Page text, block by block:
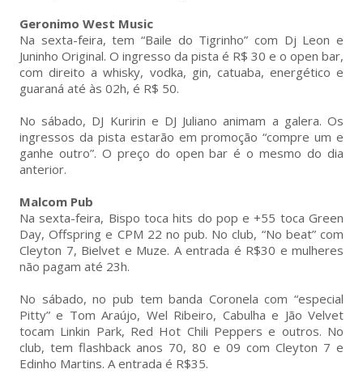
Geronimo West Music
Na sexta-feira, tem “Baile do Tigrinho” com Dj Leon e
Juninho Original. O ingresso da pista é R$ 30 e o open bar,
com direito a whisky, vodka, gin, catuaba, energético e
guaraná até às 02h, é R$ 50.
No sábado, DJ Kuririn e DJ Juliano animam a galera. Os
ingressos da pista estarão em promoção “compre um e
ganhe outro”. O preço do open bar é o mesmo do dia
anterior.
Malcom Pub
Na sexta-feira, Bispo toca hits do pop e +55 toca Green
Day, Offspring e CPM 22 no pub. No club, “No beat” com
Cleyton 7, Bielvet e Muze. A entrada é R$30 e mulheres
não pagam até 23h.
No sábado, no pub tem banda Coronela com “especial
Pitty” e Tom Araújo, Wel Ribeiro, Cabulha e Jão Velvet
tocam Linkin Park, Red Hot Chili Peppers e outros. No
club, tem flashback anos 70, 80 e 09 com Cleyton 7 e
Edinho Martins. A entrada é R$35.